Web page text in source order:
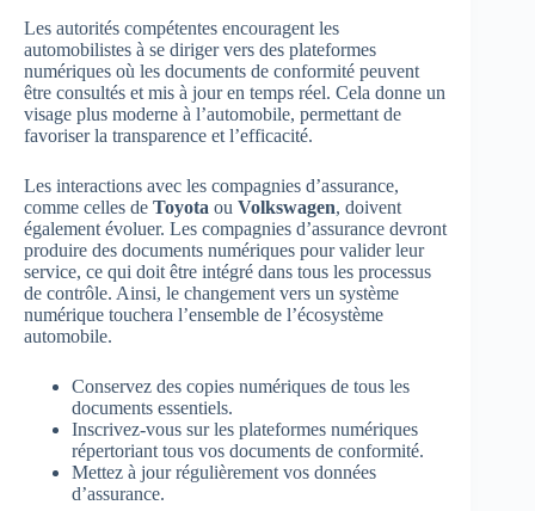
Les autorités compétentes encouragent les
automobilistes à se diriger vers des plateformes
numériques où les documents de conformité peuvent
être consultés et mis à jour en temps réel. Cela donne un
visage plus moderne à l’automobile, permettant de
favoriser la transparence et l’efficacité.
Les interactions avec les compagnies d’assurance,
comme celles de Toyota ou Volkswagen, doivent
également évoluer. Les compagnies d’assurance devront
produire des documents numériques pour valider leur
service, ce qui doit être intégré dans tous les processus
de contrôle. Ainsi, le changement vers un système
numérique touchera l’ensemble de l’écosystème
automobile.
Conservez des copies numériques de tous les
documents essentiels.
Inscrivez-vous sur les plateformes numériques
répertoriant tous vos documents de conformité.
Mettez à jour régulièrement vos données
d’assurance.